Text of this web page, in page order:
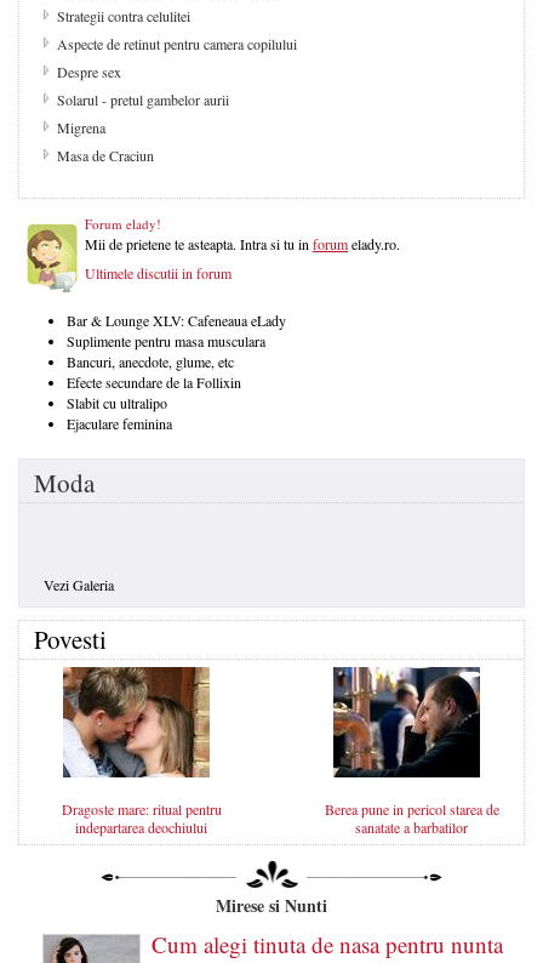
Strategii contra celulitei
Aspecte de retinut pentru camera copilului
Despre sex
Solarul - pretul gambelor aurii
Migrena
Masa de Craciun
Forum elady!
Mii de prietene te asteapta. Intra si tu in forumelady.ro.
Ultimele discutii in forum
Bar & Lounge XLV: Cafeneaua eLady
Suplimente pentru masa musculara
Bancuri, anecdote, glume, etc
Efecte secundare de la Follixin
Slabit cu ultralipo
Ejaculare feminina
Moda
Vezi Galeria
Povesti
Dragoste mare: ritual pentru
indepartarea deochiului
Berea pune in pericol starea de
sanatate a barbatilor
Mirese si Nunti
Cum alegi tinuta de nasa pentru nunta